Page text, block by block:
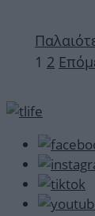
Σελίδα
1 Σελίδα
2